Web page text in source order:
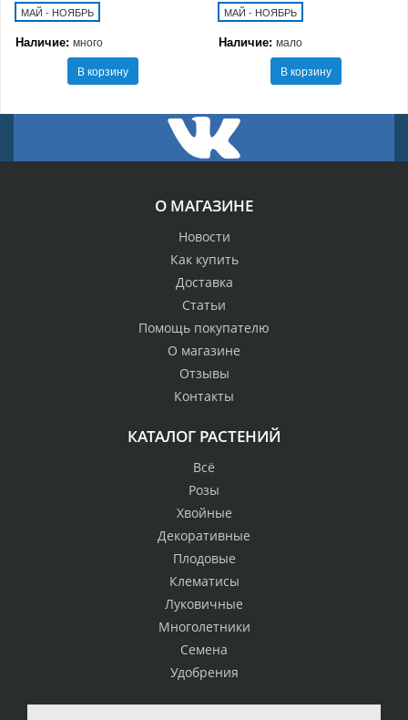
МАЙ - НОЯБРЬ
Наличие: много
В корзину
МАЙ - НОЯБРЬ
Наличие: мало
В корзину
О МАГАЗИНЕ
Новости
Как купить
Доставка
Статьи
Помощь покупателю
О магазине
Отзывы
Контакты
КАТАЛОГ РАСТЕНИЙ
Всё
Розы
Хвойные
Декоративные
Плодовые
Клематисы
Луковичные
Многолетники
Семена
Удобрения